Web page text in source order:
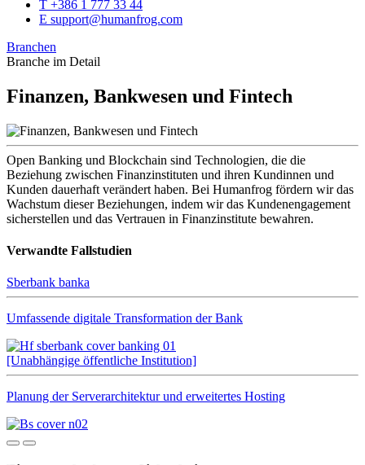
T +386 1 777 33 44
E support@humanfrog.com
Branchen
Branche im Detail
Finanzen, Bankwesen und Fintech
Open Banking und Blockchain sind Technologien, die die
Beziehung zwischen Finanzinstituten und ihren Kundinnen und
Kunden dauerhaft verändert haben. Bei Humanfrog fördern wir das
Wachstum dieser Beziehungen, indem wir das Kundenengagement
sicherstellen und das Vertrauen in Finanzinstitute bewahren.
Verwandte Fallstudien
Sberbank banka
Umfassende digitale Transformation der Bank
[Unabhängige öffentliche Institution]
Planung der Serverarchitektur und erweitertes Hosting